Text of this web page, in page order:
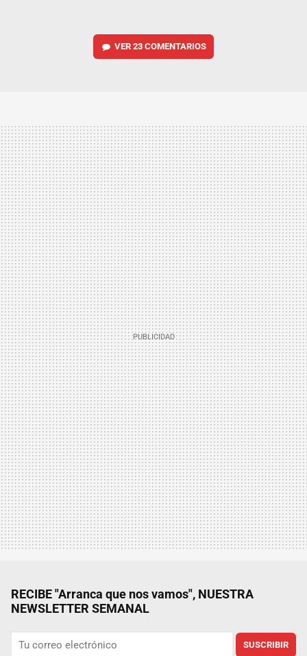
VER 23 COMENTARIOS
RECIBE "Arranca que nos vamos", NUESTRA
NEWSLETTER SEMANAL
SUSCRIBIR